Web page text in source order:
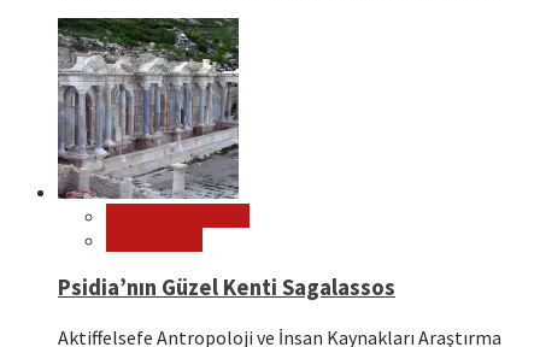
Psidia’nın Güzel Kenti Sagalassos
Aktiffelsefe Antropoloji ve İnsan Kaynakları Araştırma